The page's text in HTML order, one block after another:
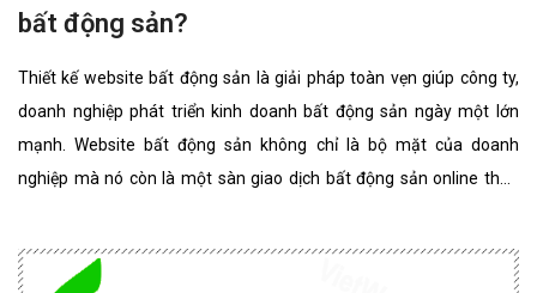
bất động sản?
Thiết kế website bất động sản là giải pháp toàn vẹn giúp công ty,
doanh nghiệp phát triển kinh doanh bất động sản ngày một lớn
mạnh. Website bất động sản không chỉ là bộ mặt của doanh
nghiệp mà nó còn là một sàn giao dịch bất động sản online thân